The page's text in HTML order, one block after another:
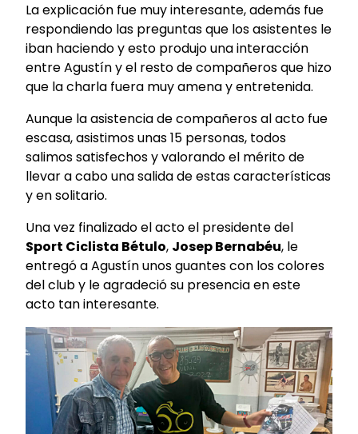
La explicación fue muy interesante, además fue
respondiendo las preguntas que los asistentes le
iban haciendo y esto produjo una interacción
entre Agustín y el resto de compañeros que hizo
que la charla fuera muy amena y entretenida.
Aunque la asistencia de compañeros al acto fue
escasa, asistimos unas 15 personas, todos
salimos satisfechos y valorando el mérito de
llevar a cabo una salida de estas características
y en solitario.
Una vez finalizado el acto el presidente del
Sport Ciclista Bétulo, Josep Bernabéu, le
entregó a Agustín unos guantes con los colores
del club y le agradeció su presencia en este
acto tan interesante.